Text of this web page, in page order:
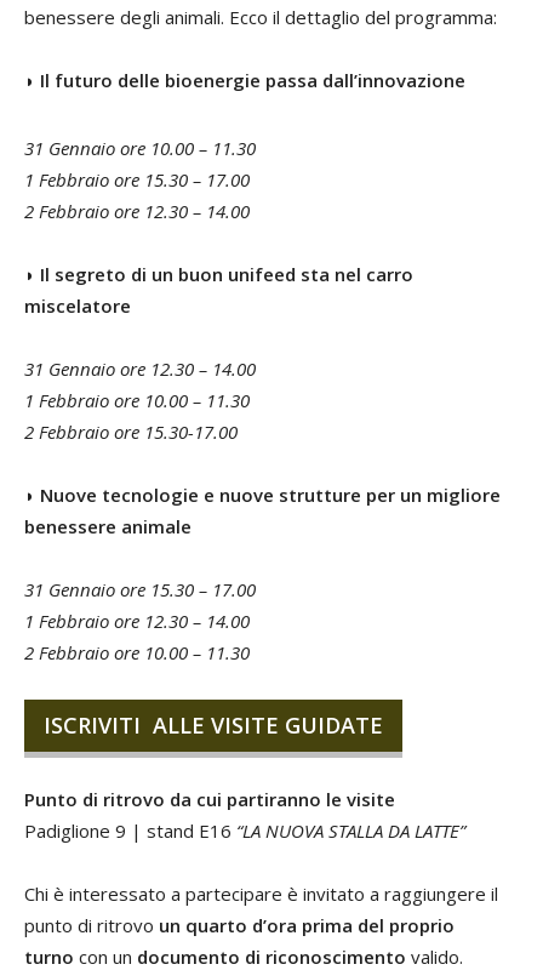
benessere degli animali. Ecco il dettaglio del programma:
◗ Il futuro delle bioenergie passa dall’innovazione
31 Gennaio ore 10.00 – 11.30
1 Febbraio ore 15.30 – 17.00
2 Febbraio ore 12.30 – 14.00
◗ Il segreto di un buon unifeed sta nel carro
miscelatore
31 Gennaio ore 12.30 – 14.00
1 Febbraio ore 10.00 – 11.30
2 Febbraio ore 15.30-17.00
◗ Nuove tecnologie e nuove strutture per un migliore
benessere animale
31 Gennaio ore 15.30 – 17.00
1 Febbraio ore 12.30 – 14.00
2 Febbraio ore 10.00 – 11.30
ISCRIVITI ALLE VISITE GUIDATE
Punto di ritrovo da cui partiranno le visite
Padiglione 9 | stand E16 “LA NUOVA STALLA DA LATTE”
Chi è interessato a partecipare è invitato a raggiungere il
punto di ritrovo un quarto d’ora prima del proprio
turno con un documento di riconoscimento valido.